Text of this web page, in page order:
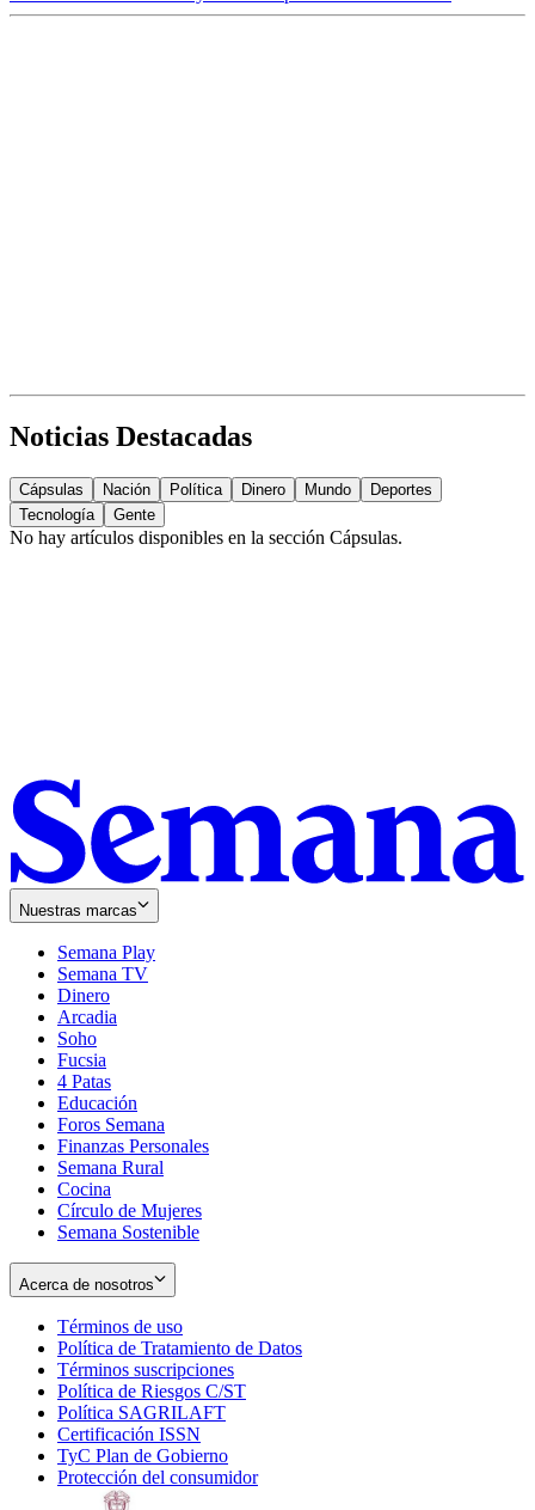
Noticias Destacadas
Cápsulas Nación Política Dinero Mundo
Deportes
Tecnología
Gente
No hay artículos disponibles en la sección Cápsulas.
Nuestras marcas
Semana Play
Semana TV
Dinero
Arcadia
Soho
in
new
window
Fucsia
in
new
window
4 Patas
Educación
Foros Semana
Finanzas Personales
Semana Rural
Cocina
Círculo de Mujeres
Semana Sostenible
Acerca de nosotros
Términos de uso
in
new
window
Política de Tratamiento de Datos
Términos suscripciones
in
Política de Riesgos C/ST
Política SAGRILAFT
new
window
Certificación ISSN
in
new
TyC Plan de Gobierno
in
Protección del consumidorOpens